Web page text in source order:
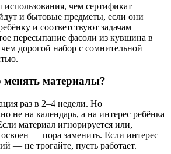
чем сертификат
и бытовые предметы, если они
и соответствуют задачам
пересыпание фасоли из кувшина в
дорогой набор с сомнительной
материалы?
раз в 2–4 недели. Но
не на календарь, а на интерес ребёнка
материал игнорируется или,
— пора заменить. Если интерес
— не трогайте, пусть работает.